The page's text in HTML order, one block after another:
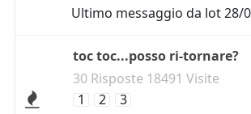
Ultimo messaggio da lot28/
toc toc...posso ri-tornare?
30 Risposte 18491 Visite
1
2
3